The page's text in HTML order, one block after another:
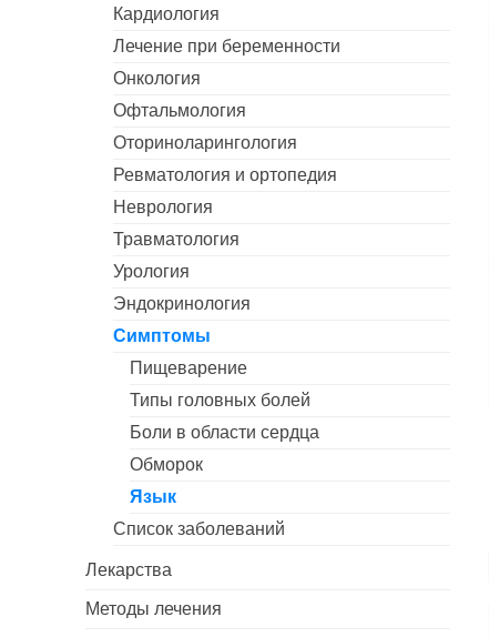
Кардиология
Лечение при беременности
Онкология
Офтальмология
Оториноларингология
Ревматология и ортопедия
Неврология
Травматология
Урология
Эндокринология
Симптомы
Пищеварение
Типы головных болей
Боли в области сердца
Обморок
Язык
Список заболеваний
Лекарства
Методы лечения